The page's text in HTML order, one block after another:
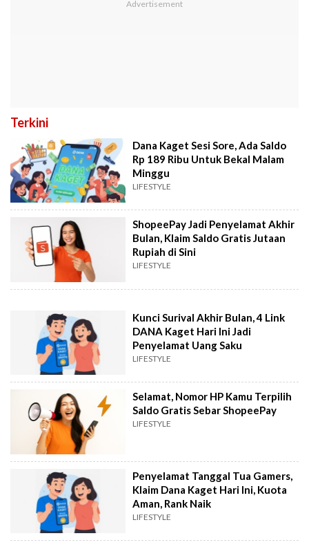
Terkini
Dana Kaget Sesi Sore, Ada Saldo
Rp 189 Ribu Untuk Bekal Malam
Minggu
LIFESTYLE
ShopeePay Jadi Penyelamat Akhir
Bulan, Klaim Saldo Gratis Jutaan
Rupiah di Sini
LIFESTYLE
Kunci Surival Akhir Bulan, 4 Link
DANA Kaget Hari Ini Jadi
Penyelamat Uang Saku
LIFESTYLE
Selamat, Nomor HP Kamu Terpilih
Saldo Gratis Sebar ShopeePay
LIFESTYLE
Penyelamat Tanggal Tua Gamers,
Klaim Dana Kaget Hari Ini, Kuota
Aman, Rank Naik
LIFESTYLE